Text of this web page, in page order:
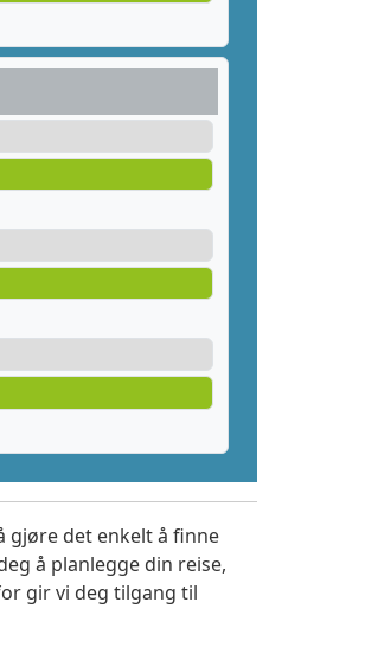
gjøre det enkelt å finne
å planlegge din reise,
gir vi deg tilgang til